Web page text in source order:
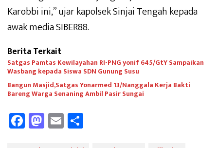
Karobbi ini,” ujar kapolsek Sinjai Tengah kepada
awak media SIBER88.
Berita Terkait
Satgas Pamtas Kewilayahan RI-PNG yonif 645/GtY Sampaikan
Wasbang kepada Siswa SDN Gunung Susu
Bangun Masjid,Satgas Yonarmed 13/Nanggala Kerja Bakti
Bareng Warga Senaning Ambil Pasir Sungai
Fa
ce
M
as
E
m